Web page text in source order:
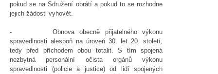
pokud se na Sdružení obrátí a pokud to se rozhodne
jejich žádosti vyhovět.
- Obnova obecně přijatelného výkonu
spravedlnosti alespoň na úroveň 30. let 20. století,
tedy před příchodem obou totalit. S tím spojená
nezbytná personální očista orgánů výkonu
spravedlnosti (policie a justice) od lidí spojených